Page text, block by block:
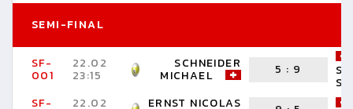
SEMI-FINAL
SF-
001
22.02
23:15
SCHNEIDER
MICHAEL 5 : 9
SF-
22.02 ERNST NICOLAS